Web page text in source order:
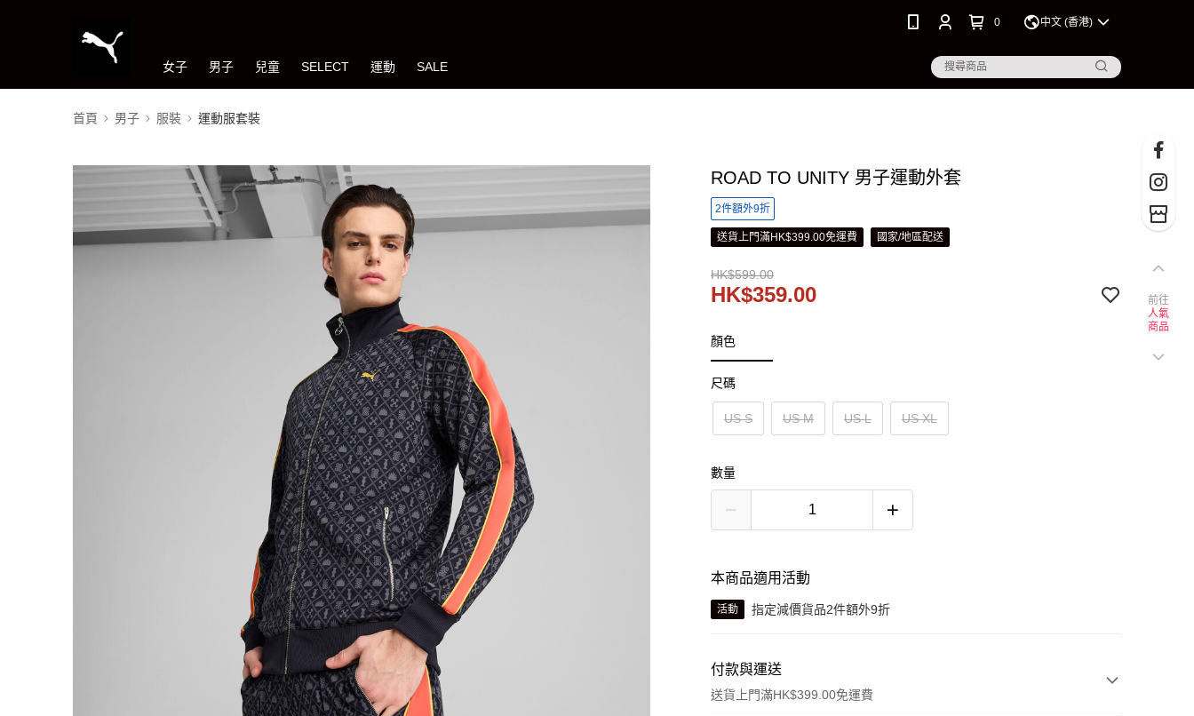
0 中文 (香港)
女子 男子 兒童 SELECT 運動 SALE
首頁 男子 服裝 運動服套裝
ROAD TO UNITY 男子運動外套
2件額外9折
送貨上門滿HK$399.00免運費 國家/地區配送
HK$599.00
HK$359.00
顏色
尺碼
US S US M US L US XL
數量
本商品適用活動
活動 指定減價貨品2件額外9折
付款與運送
送貨上門滿HK$399.00免運費
前往
人氣
商品